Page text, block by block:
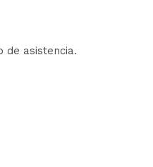
de asistencia.